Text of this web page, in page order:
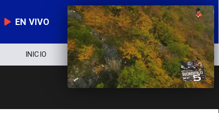
EN VIVO
INICIO NOTICIERO POLÍTICA